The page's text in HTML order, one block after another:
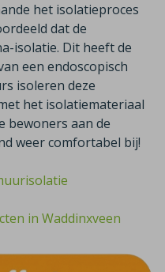
het isolatieproces
dat de
isolatie. Dit heeft de
een endoscopisch
isoleren deze
het isolatiemateriaal
bewoners aan de
weer comfortabel bij!
in Waddinxveen